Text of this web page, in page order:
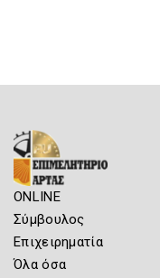
ONLINE
Σύμβουλος
Επιχειρηματία
Όλα όσα